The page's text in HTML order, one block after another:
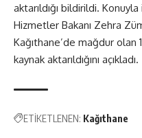
aktarıldığı bildirildi.
Hizmetler Bakanı Zehra
Kağıthane’de mağdur
kaynak aktarıldığını açıkladı.
ETİKETLENEN: Kağıthane